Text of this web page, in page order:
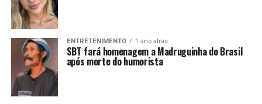
ENTRETENIMENTO 1 ano atrás
SBT fará homenagem a Madruguinha do Brasil
após morte do humorista